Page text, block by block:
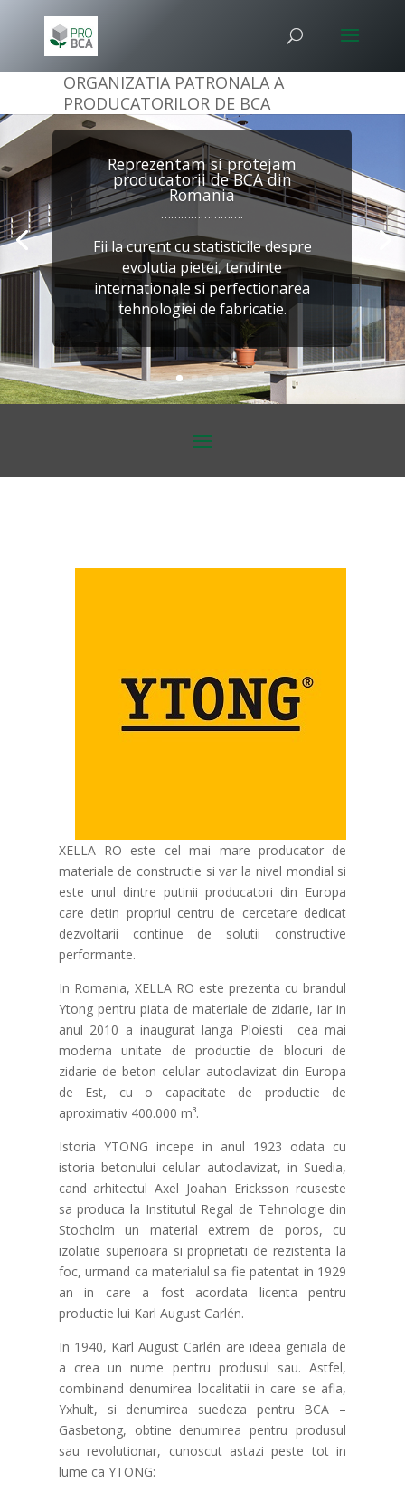
ORGANIZATIA PATRONALA A
PRODUCATORILOR DE BCA
Reprezentam si protejam
producatorii de BCA din
Romania
…………………….
Fii la curent cu statisticile despre
evolutia pietei, tendinte
internationale si perfectionarea
tehnologiei de fabricatie.
XELLA RO este cel mai mare producator de
materiale de constructie si var la nivel mondial si
este unul dintre putinii producatori din Europa
care detin propriul centru de cercetare dedicat
dezvoltarii continue de solutii constructive
performante.
In Romania, XELLA RO este prezenta cu brandul
Ytong pentru piata de materiale de zidarie, iar in
anul 2010 a inaugurat langa Ploiesti cea mai
moderna unitate de productie de blocuri de
zidarie de beton celular autoclavizat din Europa
de Est, cu o capacitate de productie de
aproximativ 400.000 m³.
Istoria YTONG incepe in anul 1923 odata cu
istoria betonului celular autoclavizat, in Suedia,
cand arhitectul Axel Joahan Ericksson reuseste
sa produca la Institutul Regal de Tehnologie din
Stocholm un material extrem de poros, cu
izolatie superioara si proprietati de rezistenta la
foc, urmand ca materialul sa fie patentat in 1929
an in care a fost acordata licenta pentru
productie lui Karl August Carlén.
In 1940, Karl August Carlén are ideea geniala de
a crea un nume pentru produsul sau. Astfel,
combinand denumirea localitatii in care se afla,
Yxhult, si denumirea suedeza pentru BCA –
Gasbetong, obtine denumirea pentru produsul
sau revolutionar, cunoscut astazi peste tot in
lume ca YTONG: